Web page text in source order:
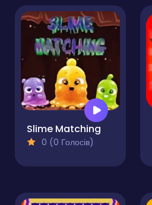
Slime Matching
0 (0 Голосів)